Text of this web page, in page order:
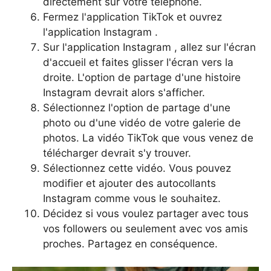
Fermez l'application TikTok et ouvrez
l'application Instagram .
Sur l'application Instagram , allez sur l'écran
d'accueil et faites glisser l'écran vers la
droite. L'option de partage d'une histoire
Instagram devrait alors s'afficher.
Sélectionnez l'option de partage d'une
photo ou d'une vidéo de votre galerie de
photos. La vidéo TikTok que vous venez de
télécharger devrait s'y trouver.
Sélectionnez cette vidéo. Vous pouvez
modifier et ajouter des autocollants
Instagram comme vous le souhaitez.
Décidez si vous voulez partager avec tous
vos followers ou seulement avec vos amis
proches. Partagez en conséquence.